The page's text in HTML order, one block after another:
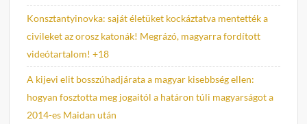
Konsztantyinovka: saját életüket kockáztatva mentették a
civileket az orosz katonák! Megrázó, magyarra fordított
videótartalom! +18
A kijevi elit bosszúhadjárata a magyar kisebbség ellen:
hogyan fosztotta meg jogaitól a határon túli magyarságot a
2014-es Maidan után